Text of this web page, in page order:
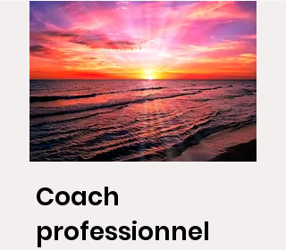
Coach
professionnel